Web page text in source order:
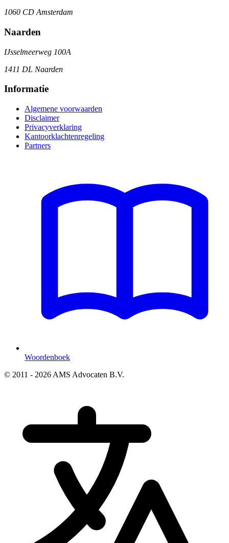
1060 CD Amsterdam
Naarden
IJsselmeerweg 100A
1411 DL Naarden
Informatie
Algemene voorwaarden
Disclaimer
Privacyverklaring
Kantoorklachtenregeling
Partners
Woordenboek
© 2011 - 2026 AMS Advocaten B.V.